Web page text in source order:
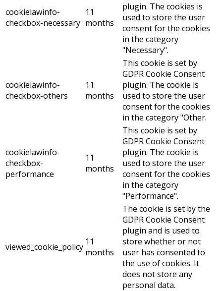
cookielawinfo-
checkbox-necessary
11
months
plugin. The cookies is
used to store the user
consent for the cookies
in the category
"Necessary".
cookielawinfo-
checkbox-others
11
months
This cookie is set by
GDPR Cookie Consent
plugin. The cookie is
used to store the user
consent for the cookies
in the category "Other.
cookielawinfo-
checkbox-
performance
11
months
This cookie is set by
GDPR Cookie Consent
plugin. The cookie is
used to store the user
consent for the cookies
in the category
"Performance".
viewed_cookie_policy 11
months
The cookie is set by the
GDPR Cookie Consent
plugin and is used to
store whether or not
user has consented to
the use of cookies. It
does not store any
personal data.